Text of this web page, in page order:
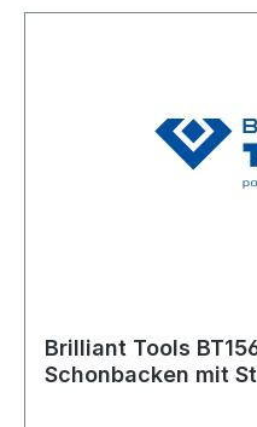
Brilliant Tools BT156941 Schraubstock-
Schonbacken mit